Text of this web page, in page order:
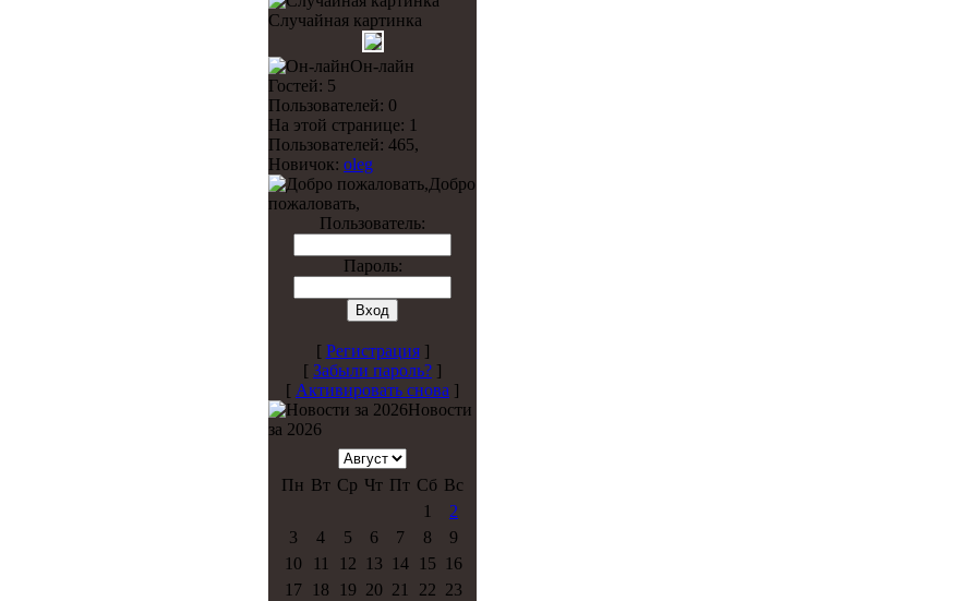
Случайная картинка
Он-лайн
Гостей: 5
Пользователей: 0
На этой странице: 1
Пользователей: 465,
Новичок: oleg
Добро
пожаловать,
Пользователь:
Пароль:
[ Регистрация]
[ Забыли пароль? ]
[ Активировать снова ]
Новости
за 2026
Пн Вт Ср Чт Пт Сб Вс
1
2
3
4 5 6 7 8
9
10
11 12 13 14 15
16
17
18 19 20 21 22 23